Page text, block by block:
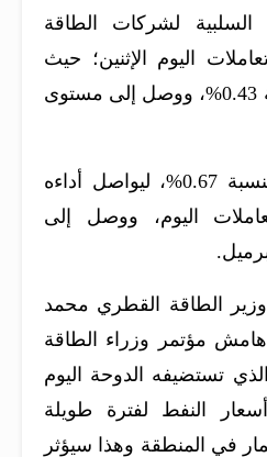
السلبية لشركات الطاقة
اليوم الإثنين؛ حيث
صعد النفط الخام بنسبة 0.43%، ووصل إلى مستوى
وارتفاع خام “برنت” بنسبة 0.67%، ليواصل أداءه
اليوم، ووصل إلى
الطاقة القطري محمد
مؤتمر وزراء الطاقة
تستضيفه الدوحة اليوم
النفط لفترة طويلة
في المنطقة وهذا سيؤثر